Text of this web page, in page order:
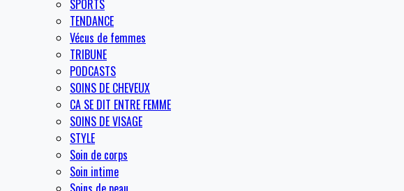
SPORTS
TENDANCE
Vécus de femmes
TRIBUNE
PODCASTS
SOINS DE CHEVEUX
CA SE DIT ENTRE FEMME
SOINS DE VISAGE
STYLE
Soin de corps
Soin intime